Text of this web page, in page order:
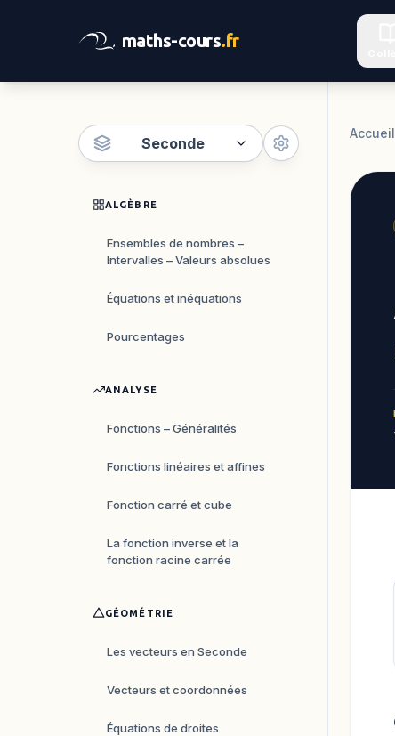
maths-cours.fr
Seconde
ALGÈBRE
Ensembles de nombres –
Intervalles – Valeurs absolues
Équations et inéquations
Pourcentages
ANALYSE
Fonctions – Généralités
Fonctions linéaires et affines
Fonction carré et cube
La fonction inverse et la
fonction racine carrée
GÉOMÉTRIE
Les vecteurs en Seconde
Vecteurs et coordonnées
Équations de droites
Accueil